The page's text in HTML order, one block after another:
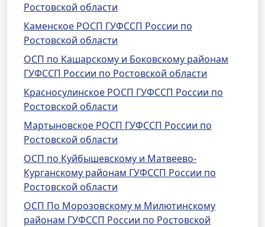
Ростовской области
Каменское РОСП ГУФССП России по
Ростовской области
ОСП по Кашарскому и Боковскому районам
ГУФССП России по Ростовской области
Красносулинское РОСП ГУФССП России по
Ростовской области
Мартыновское РОСП ГУФССП России по
Ростовской области
ОСП по Куйбышевскому и Матвеево-
Курганскому районам ГУФССП России по
Ростовской области
ОСП По Морозовскому м Милютинскому
районам ГУФССП России по Ростовской